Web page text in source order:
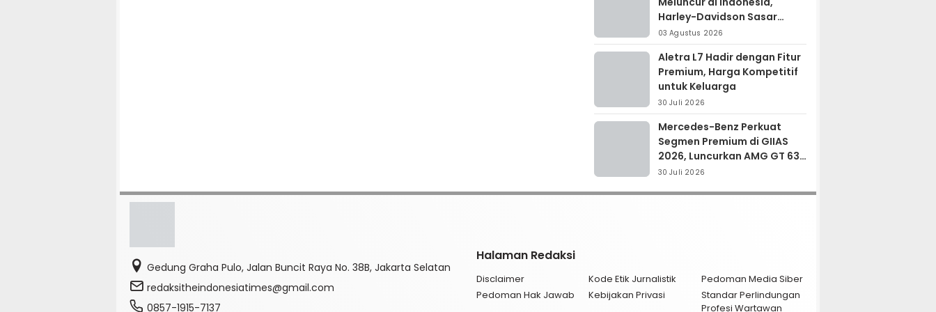
Harley-Davidson Sasar
Kolektor Motor Premium
03 Agustus 2026
Aletra L7 Hadir dengan Fitur
Premium, Harga Kompetitif
untuk Keluarga
30 Juli 2026
Mercedes-Benz Perkuat
Segmen Premium di GIIAS
2026, Luncurkan AMG GT 63
PRO dan GLC 200
30 Juli 2026
Gedung Graha Pulo, Jalan Buncit Raya No. 38B, Jakarta Selatan
redaksitheindonesiatimes@gmail.com
0857-1915-7137
Halaman Redaksi
Disclaimer Kode Etik Jurnalistik
Pedoman Media Siber
Pedoman Hak Jawab
Kebijakan Privasi
Standar Perlindungan
Profesi Wartawan